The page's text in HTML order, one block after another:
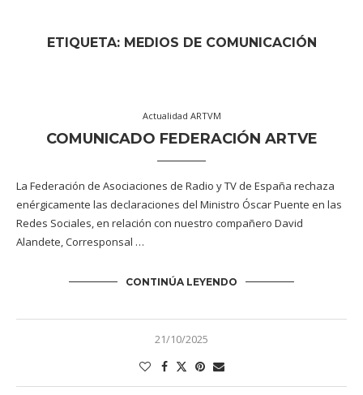
ETIQUETA: MEDIOS DE COMUNICACIÓN
Actualidad ARTVM
COMUNICADO FEDERACIÓN ARTVE
La Federación de Asociaciones de Radio y TV de España rechaza
enérgicamente las declaraciones del Ministro Óscar Puente en las
Redes Sociales, en relación con nuestro compañero David
Alandete, Corresponsal …
CONTINÚA LEYENDO
21/10/2025